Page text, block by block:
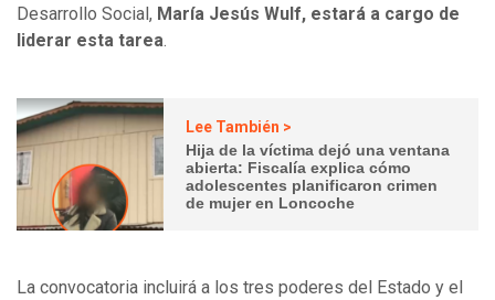
Desarrollo Social, María Jesús Wulf, estará a cargo de
liderar esta tarea.
Lee También >
Hija de la víctima dejó una ventana
abierta: Fiscalía explica cómo
adolescentes planificaron crimen
de mujer en Loncoche
La convocatoria incluirá a los tres poderes del Estado y el